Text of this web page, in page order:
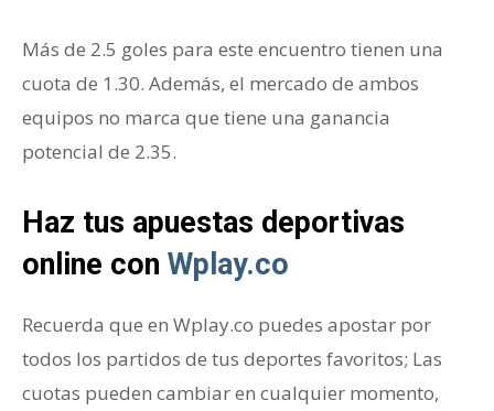
Más de 2.5 goles para este encuentro tienen una
cuota de 1.30. Además, el mercado de ambos
equipos no marca que tiene una ganancia
potencial de 2.35.
Haz tus apuestas deportivas
online con Wplay.co
Recuerda que en Wplay.co puedes apostar por
todos los partidos de tus deportes favoritos; Las
cuotas pueden cambiar en cualquier momento,